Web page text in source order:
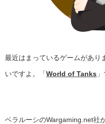
最近はまっているゲームがあり
いですよ。「World of Tanks
ベラルーシのWargaming.net社